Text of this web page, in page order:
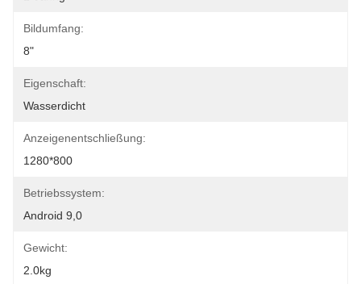
Bildumfang:
8"
Eigenschaft:
Wasserdicht
Anzeigenentschließung:
1280*800
Betriebssystem:
Android 9,0
Gewicht:
2.0kg